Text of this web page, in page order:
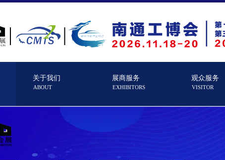
关于我们
ABOUT
展商服务
EXHIBITORS
观众服务
VISITOR